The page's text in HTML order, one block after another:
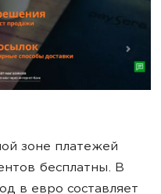
зоне платежей
бесплатны. В
в евро составляет